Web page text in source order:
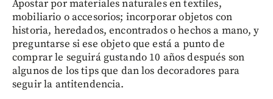
Apostar por materiales naturales en textiles,
mobiliario o accesorios; incorporar objetos con
historia, heredados, encontrados o hechos a mano, y
preguntarse si ese objeto que está a punto de
comprar le seguirá gustando 10 años después son
algunos de los tips que dan los decoradores para
seguir la antitendencia.